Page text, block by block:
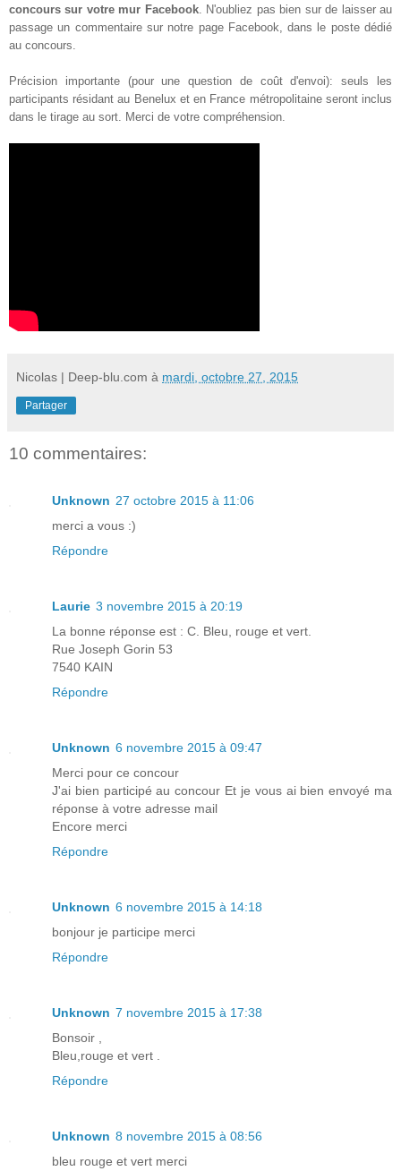
concours sur votre mur Facebook. N'oubliez pas bien sur de laisser au
passage un commentaire sur notre page Facebook, dans le poste dédié
au concours.
Précision importante (pour une question de coût d'envoi): seuls les
participants résidant au Benelux et en France métropolitaine seront inclus
dans le tirage au sort. Merci de votre compréhension.
Nicolas | Deep-blu.com à mardi, octobre 27, 2015
Partager
10 commentaires:
Unknown 27 octobre 2015 à 11:06
merci a vous :)
Répondre
Laurie 3 novembre 2015 à 20:19
La bonne réponse est : C. Bleu, rouge et vert.
Rue Joseph Gorin 53
7540 KAIN
Répondre
Unknown 6 novembre 2015 à 09:47
Merci pour ce concour
J'ai bien participé au concour Et je vous ai bien envoyé ma
réponse à votre adresse mail
Encore merci
Répondre
Unknown 6 novembre 2015 à 14:18
bonjour je participe merci
Répondre
Unknown 7 novembre 2015 à 17:38
Bonsoir ,
Bleu,rouge et vert .
Répondre
Unknown 8 novembre 2015 à 08:56
bleu rouge et vert merci